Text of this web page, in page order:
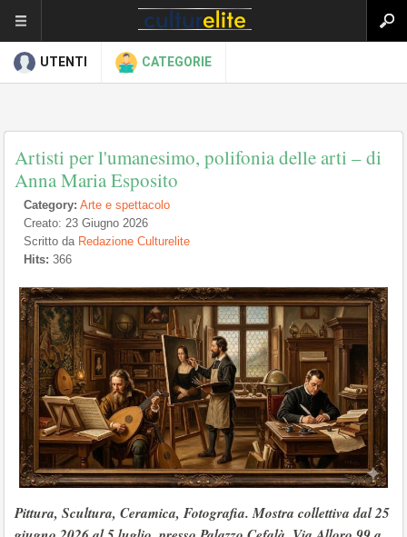
UTENTI CATEGORIE
Artisti per l'umanesimo, polifonia delle arti – di
Anna Maria Esposito
Category: Arte e spettacolo
Creato: 23 Giugno 2026
Scritto da Redazione Culturelite
Hits: 366
Pittura, Scultura, Ceramica, Fotografia. Mostra collettiva dal 25